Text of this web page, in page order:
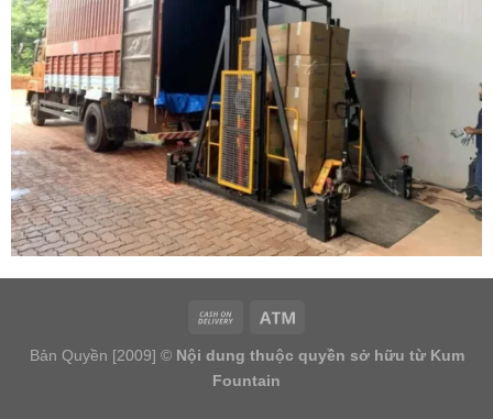
Bản Quyền [2009] © Nội dung thuộc quyền sở hữu từ Kum
Fountain